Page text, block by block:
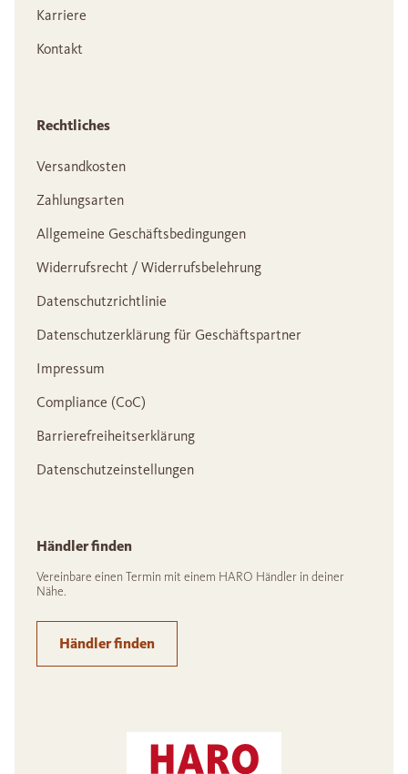
Karriere
Kontakt
Rechtliches
Versandkosten
Zahlungsarten
Allgemeine Geschäftsbedingungen
Widerrufsrecht / Widerrufsbelehrung
Datenschutzrichtlinie
Datenschutzerklärung für Geschäftspartner
Impressum
Compliance (CoC)
Barrierefreiheitserklärung
Datenschutzeinstellungen
Händler finden
Vereinbare einen Termin mit einem HARO Händler in deiner
Nähe.
Händler finden